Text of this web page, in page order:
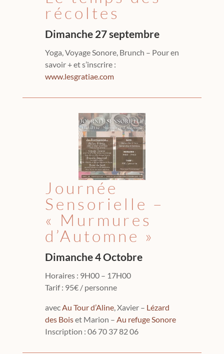
récoltes
Dimanche 27 septembre
Yoga, Voyage Sonore, Brunch – Pour en
savoir + et s’inscrire :
www.lesgratiae.com
Journée
Sensorielle –
« Murmures
d’Automne »
Dimanche 4 Octobre
Horaires : 9H00 – 17H00
Tarif : 95€ / personne
avecAu Tour d’Aline, Xavier – Lézard
des Boiset Marion – Au refuge Sonore
Inscription : 06 70 37 82 06